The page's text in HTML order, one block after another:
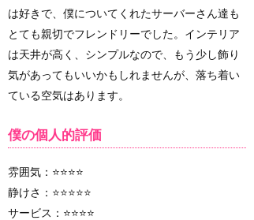
は好きで、僕についてくれたサーバーさん達も
とても親切でフレンドリーでした。インテリア
は天井が高く、シンプルなので、もう少し飾り
気があってもいいかもしれませんが、落ち着い
ている空気はあります。
僕の個人的評価
雰囲気：⭐️⭐️⭐️⭐️
静けさ：⭐️⭐️⭐️⭐️⭐️
サービス：⭐️⭐️⭐️⭐️